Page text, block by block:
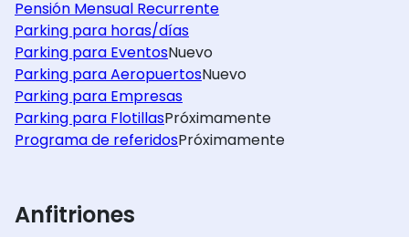
Pensión Mensual Recurrente
Parking para horas/días
Parking para EventosNuevo
Parking para AeropuertosNuevo
Parking para Empresas
Parking para FlotillasPróximamente
Programa de referidosPróximamente
Anfitriones